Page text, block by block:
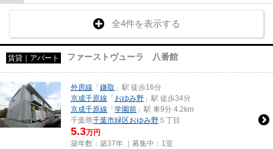
全4件を表示する
賃貸｜アパート ファーストヴューラ 八番館
外房線 「 鎌取 」駅 徒歩16分
京成千原線 「 おゆみ野 」駅 徒歩34分
京成千原線 「 学園前 」駅 車9分 4.2km
千葉県千葉市緑区おゆみ野 ５丁目
5.3万円
築年数：築37年 ｜募集中： 1室